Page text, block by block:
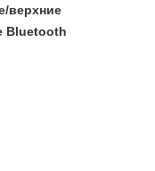
верхние
Bluetooth